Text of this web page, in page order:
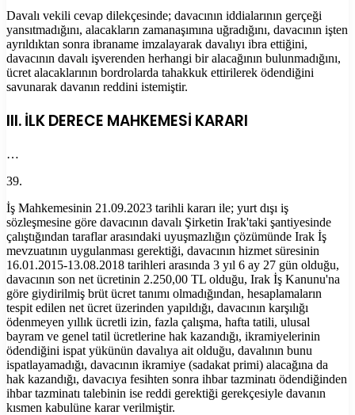
Davalı vekili cevap dilekçesinde; davacının iddialarının gerçeği
yansıtmadığını, alacakların zamanaşımına uğradığını, davacının işten
ayrıldıktan sonra ibraname imzalayarak davalıyı ibra ettiğini,
davacının davalı işverenden herhangi bir alacağının bulunmadığını,
ücret alacaklarının bordrolarda tahakkuk ettirilerek ödendiğini
savunarak davanın reddini istemiştir.
III. İLK DERECE MAHKEMESİ KARARI
…
39.
İş Mahkemesinin 21.09.2023 tarihli kararı ile; yurt dışı iş
sözleşmesine göre davacının davalı Şirketin Irak'taki şantiyesinde
çalıştığından taraflar arasındaki uyuşmazlığın çözümünde Irak İş
mevzuatının uygulanması gerektiği, davacının hizmet süresinin
16.01.2015-13.08.2018 tarihleri arasında 3 yıl 6 ay 27 gün olduğu,
davacının son net ücretinin 2.250,00 TL olduğu, Irak İş Kanunu'na
göre giydirilmiş brüt ücret tanımı olmadığından, hesaplamaların
tespit edilen net ücret üzerinden yapıldığı, davacının karşılığı
ödenmeyen yıllık ücretli izin, fazla çalışma, hafta tatili, ulusal
bayram ve genel tatil ücretlerine hak kazandığı, ikramiyelerinin
ödendiğini ispat yükünün davalıya ait olduğu, davalının bunu
ispatlayamadığı, davacının ikramiye (sadakat primi) alacağına da
hak kazandığı, davacıya fesihten sonra ihbar tazminatı ödendiğinden
ihbar tazminatı talebinin ise reddi gerektiği gerekçesiyle davanın
kısmen kabulüne karar verilmiştir.